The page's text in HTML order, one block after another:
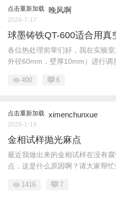
点击重新加载 晚风啊
2026-7-17
球墨铸铁QT-600适合用真
各位热处理前辈们好，我在实验
外径60mm，壁厚10mm）进行调
400 6
点击重新加载 ximenchunxue
2026-1-19
金相试样抛光麻点
最近我做出来的金相试样在没有
点，这是什么原因啊？请大家帮
1416 7